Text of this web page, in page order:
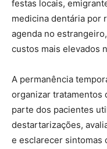
festas locais,
medicina dentária por
agenda no
custos mais elevados
A permanência
organizar tratamentos
parte dos pacientes
destartarizações,
e esclarecer sintomas